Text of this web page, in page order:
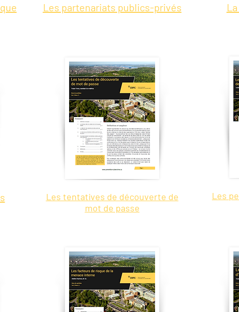
Les partenariats publics-privés
Les tentatives de découverte de
mot de passe
Les